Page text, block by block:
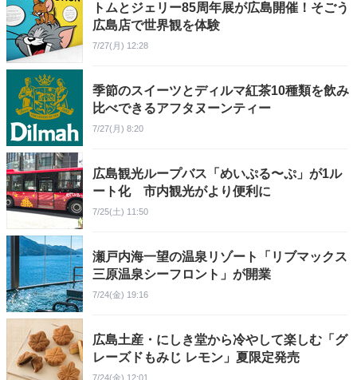
トムとジェリー85周年展が広島開催！そごう
広島店で世界観を体験
7/27(月) 12:28
季節のスイーツとディルマ紅茶10種類を飲み
比べできるアフタヌーンティー
7/27(月) 8:20
広島観光ループバス「めいぷる〜ぷ」が1ル
ート化 市内観光がより便利に
7/25(土) 11:50
瀬戸内海一望の温泉リゾート「リブマックス
三原温泉シーフロント」が開業
7/24(金) 19:16
広島土産・にしき堂から冷やして楽しむ「グ
レーズドもみじ レモン」夏限定発売
7/24(金) 12:01